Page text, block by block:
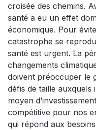
croisée des chemins.
santé a eu un effet
économique. Pour
catastrophe se
santé est urgent. La
changements
doivent préoccuper le
défis de taille auxquels
moyen
compétitive pour nos
qui répond aux